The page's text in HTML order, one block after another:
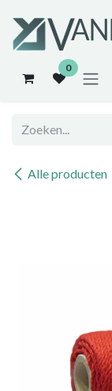
0
Alle producten